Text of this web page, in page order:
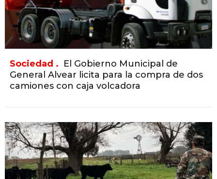
Sociedad . El Gobierno Municipal de
General Alvear licita para la compra de dos
camiones con caja volcadora